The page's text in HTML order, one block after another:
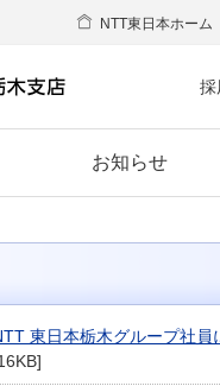
お知らせ
NTT東日本ホーム
採
東日本栃木グループ社